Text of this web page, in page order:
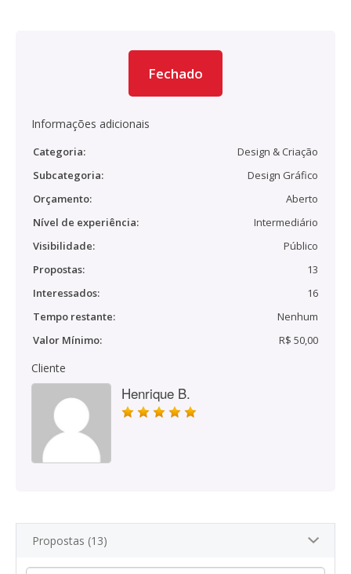
Fechado
Informações adicionais
Categoria:
Design & Criação
Subcategoria:
Design Gráfico
Orçamento:
Aberto
Nível de experiência:
Intermediário
Visibilidade:
Público
Propostas:
13
Interessados:
16
Tempo restante:
Nenhum
Valor Mínimo:
R$ 50,00
Cliente
Henrique B.
Propostas (13)